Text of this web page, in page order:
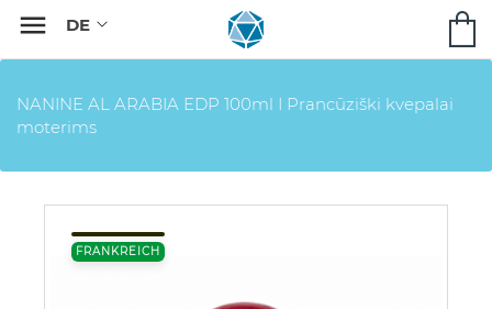

NANINE AL ARABIA EDP 100ml I Prancūziški kvepalai
moterims
FRANKREICH